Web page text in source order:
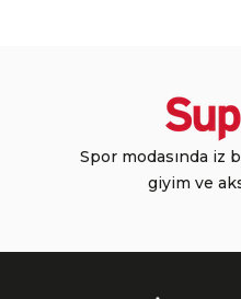
Spor modasında iz
giyim ve